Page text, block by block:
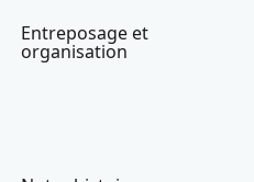
Entreposage et
organisation